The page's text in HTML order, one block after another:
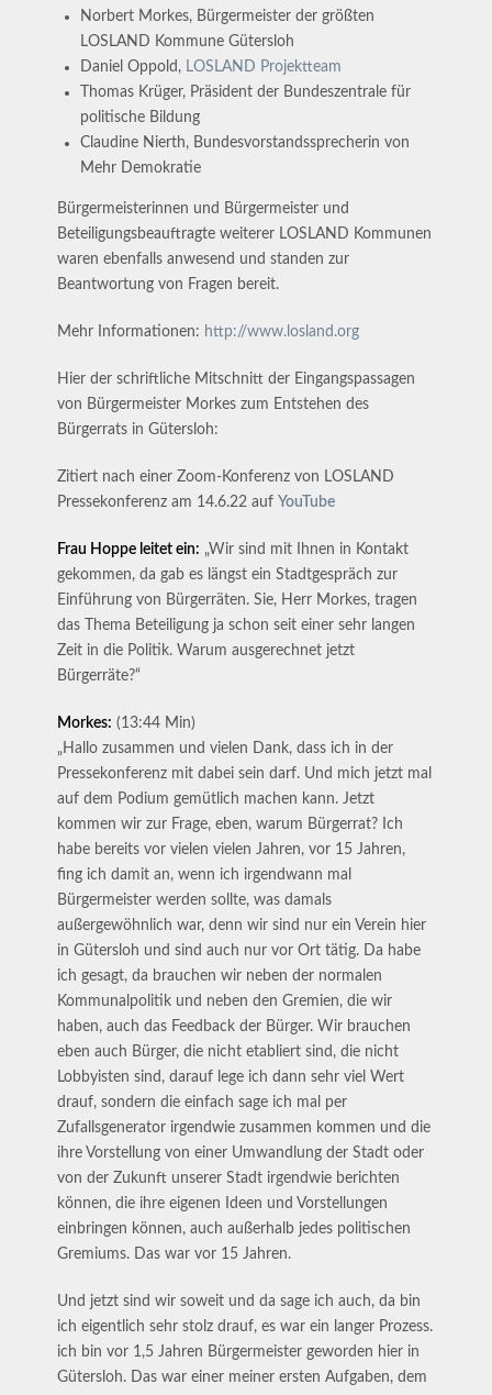
Norbert Morkes, Bürgermeister der größten
LOSLAND Kommune Gütersloh
Daniel Oppold, LOSLAND Projektteam
Thomas Krüger, Präsident der Bundeszentrale für
politische Bildung
Claudine Nierth, Bundesvorstandssprecherin von
Mehr Demokratie
Bürgermeisterinnen und Bürgermeister und
Beteiligungsbeauftragte weiterer LOSLAND Kommunen
waren ebenfalls anwesend und standen zur
Beantwortung von Fragen bereit.
Mehr Informationen: http://www.losland.org
Hier der schriftliche Mitschnitt der Eingangspassagen
von Bürgermeister Morkes zum Entstehen des
Bürgerrats in Gütersloh:
Zitiert nach einer Zoom-Konferenz von LOSLAND
Pressekonferenz am 14.6.22 auf YouTube
Frau Hoppe leitet ein: „Wir sind mit Ihnen in Kontakt
gekommen, da gab es längst ein Stadtgespräch zur
Einführung von Bürgerräten. Sie, Herr Morkes, tragen
das Thema Beteiligung ja schon seit einer sehr langen
Zeit in die Politik. Warum ausgerechnet jetzt
Bürgerräte?“
Morkes: (13:44 Min)
„Hallo zusammen und vielen Dank, dass ich in der
Pressekonferenz mit dabei sein darf. Und mich jetzt mal
auf dem Podium gemütlich machen kann. Jetzt
kommen wir zur Frage, eben, warum Bürgerrat? Ich
habe bereits vor vielen vielen Jahren, vor 15 Jahren,
fing ich damit an, wenn ich irgendwann mal
Bürgermeister werden sollte, was damals
außergewöhnlich war, denn wir sind nur ein Verein hier
in Gütersloh und sind auch nur vor Ort tätig. Da habe
ich gesagt, da brauchen wir neben der normalen
Kommunalpolitik und neben den Gremien, die wir
haben, auch das Feedback der Bürger. Wir brauchen
eben auch Bürger, die nicht etabliert sind, die nicht
Lobbyisten sind, darauf lege ich dann sehr viel Wert
drauf, sondern die einfach sage ich mal per
Zufallsgenerator irgendwie zusammen kommen und die
ihre Vorstellung von einer Umwandlung der Stadt oder
von der Zukunft unserer Stadt irgendwie berichten
können, die ihre eigenen Ideen und Vorstellungen
einbringen können, auch außerhalb jedes politischen
Gremiums. Das war vor 15 Jahren.
Und jetzt sind wir soweit und da sage ich auch, da bin
ich eigentlich sehr stolz drauf, es war ein langer Prozess.
ich bin vor 1,5 Jahren Bürgermeister geworden hier in
Gütersloh. Das war einer meiner ersten Aufgaben, dem